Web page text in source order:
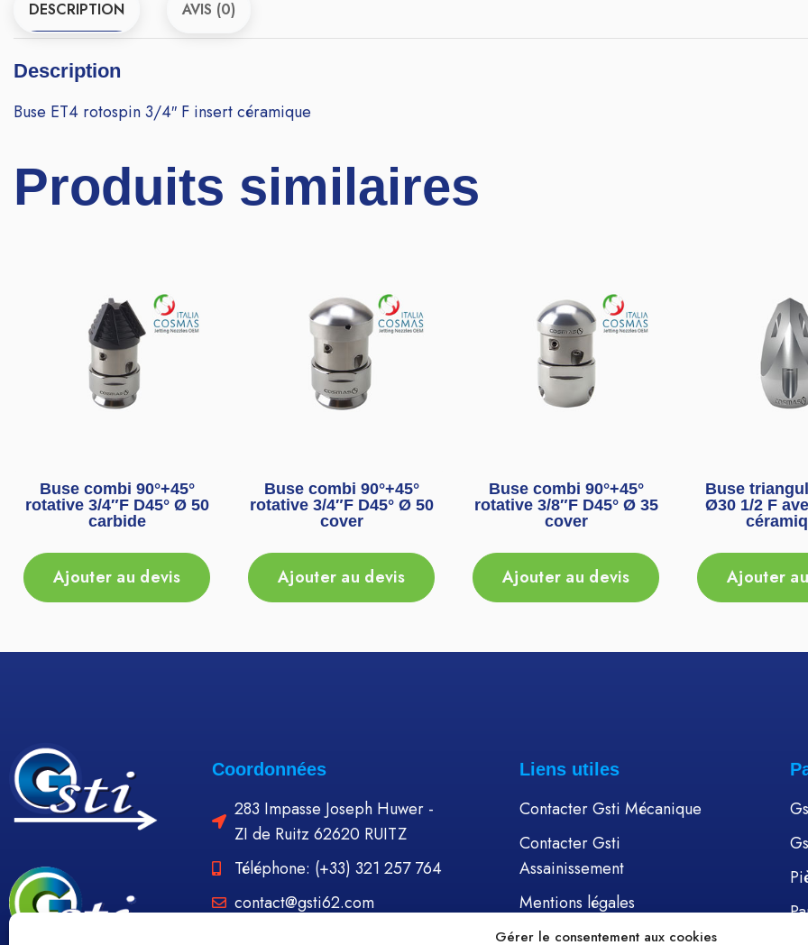
Gérer le consentement aux cookies
DESCRIPTION AVIS (0)
Description
Buse ET4 rotospin 3/4″ F insert céramique
Produits similaires
Buse combi 90°+45°
rotative 3/4″F D45° Ø 50
carbide
Ajouter au devis
Buse combi 90°+45°
rotative 3/4″F D45° Ø 50
cover
Ajouter au devis
Buse combi 90°+45°
rotative 3/8″F D45° Ø 35
cover
Ajouter au devis
Buse
Ø30 1/2 F
Ajouter
Coordonnées
283 Impasse Joseph Huwer -
ZI de Ruitz 62620 RUITZ
Téléphone: (+33) 321 257 764
contact@gsti62.com
Liens utiles
Contacter Gsti Mécanique
Contacter Gsti
Assainissement
Mentions légales
Politique de cookies (UE)